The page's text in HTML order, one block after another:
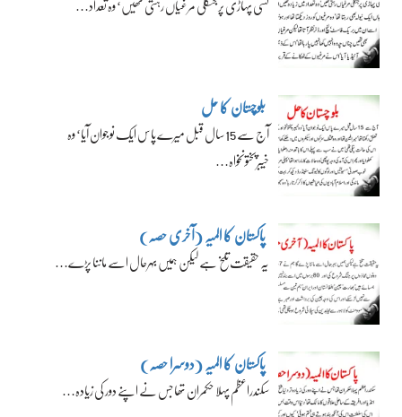
بلوچستان کا حل
آج سے 15 سال قبل میرے پاس ایک نوجوان آیا‘ وہ
خیبرپختونخواہ…
پاکستان کا المیہ (آخری حصہ)
یہ حقیقت تلخ ہے لیکن ہمیں بہرحال اسے ماننا پڑے…
پاکستان کا المیہ (دوسرا حصہ)
سکندراعظم پہلا حکمران تھا جس نے اپنے دور کی زیادہ…